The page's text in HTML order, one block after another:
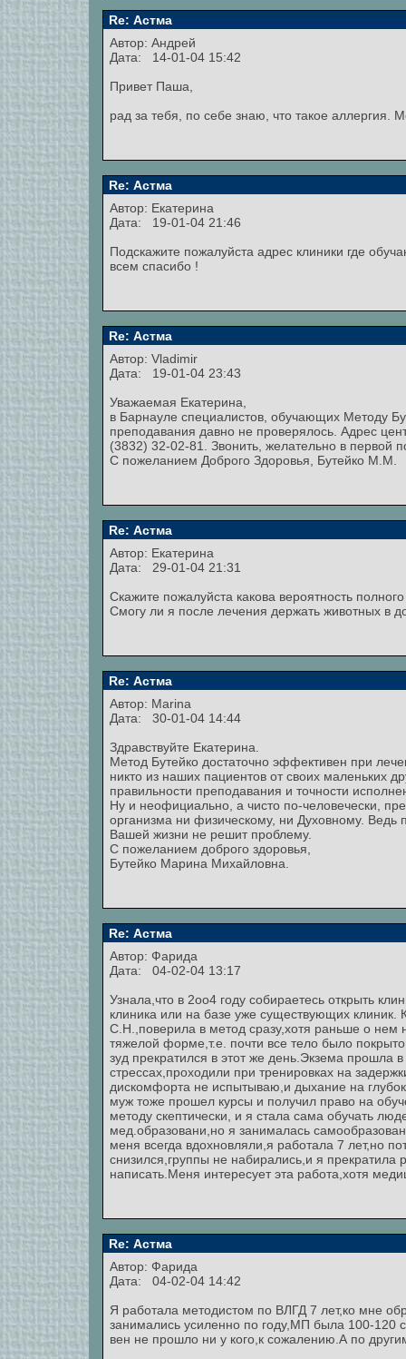
Re: Астма
Автор: Андрей
Дата: 14-01-04 15:42
Привет Паша,
рад за тебя, по себе знаю, что такое аллергия.
Re: Астма
Автор: Екатерина
Дата: 19-01-04 21:46
Подскажите пожалуйста адрес клиники где
всем спасибо !
Re: Астма
Автор: Vladimir
Дата: 19-01-04 23:43
Уважаемая Екатерина,
в Барнауле специалистов, обучающих Методу
преподавания давно не проверялось. Адрес
(3832) 32-02-81. Звонить, желательно в первой
С пожеланием Доброго Здоровья, Бутейко М.М.
Re: Астма
Автор: Екатерина
Дата: 29-01-04 21:31
Скажите пожалуйста какова вероятность
Смогу ли я после лечения держать животных в
Re: Астма
Автор: Marina
Дата: 30-01-04 14:44
Здравствуйте Екатерина.
Метод Бутейко достаточно эффективен при
никто из наших пациентов от своих маленьких
правильности преподавания и точности
Ну и неофициально, а чисто по-человечески,
организма ни физическому, ни Духовному. Ведь
Вашей жизни не решит проблему.
С пожеланием доброго здоровья,
Бутейко Марина Михайловна.
Re: Астма
Автор: Фарида
Дата: 04-02-04 13:17
Узнала,что в 2оо4 году собираетесь открыть
клиника или на базе уже существующих
С.Н.,поверила в метод сразу,хотя раньше о нем
тяжелой форме,т.е. почти все тело было
зуд прекратился в этот же день.Экзема
стрессах,проходили при тренировках на
дискомфорта не испытываю,и дыхание на
муж тоже прошел курсы и получил право на
методу скептически, и я стала сама обучать
мед.образовани,но я занималась
меня всегда вдохновляли,я работала 7 лет,но
снизился,группы не набирались,и я
написать.Меня интересует эта работа,хотя
Re: Астма
Автор: Фарида
Дата: 04-02-04 14:42
Я работала методистом по ВЛГД 7 лет,ко мне
занимались усиленно по году,МП была 100-120
вен не прошло ни у кого,к сожалению.А по